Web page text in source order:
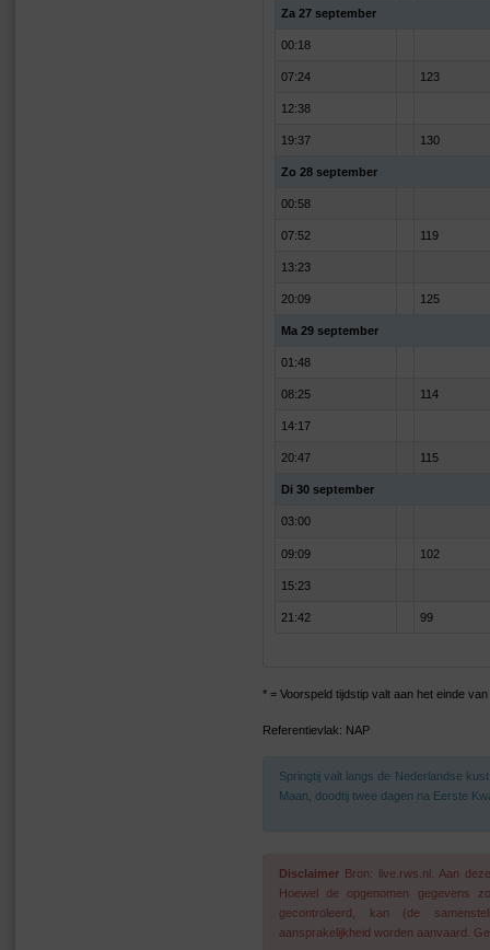
Za 27 september
00:18
07:24 123
12:38
19:37 130
Zo 28 september
00:58
07:52 119
13:23
20:09 125
Ma 29 september
01:48
08:25 114
14:17
20:47 115
Di 30 september
03:00
09:09 102
15:23
21:42 99
* = Voorspeld tijdstip valt aan het einde
Referentievlak: NAP
Springtij valt langs de Nederlandse
Maan, doodtij twee dagen na Eerste
Disclaimer Bron: live.rws.nl. Aan
Hoewel de opgenomen gegevens
gecontroleerd, kan (de
aansprakelijkheid worden aanvaard.